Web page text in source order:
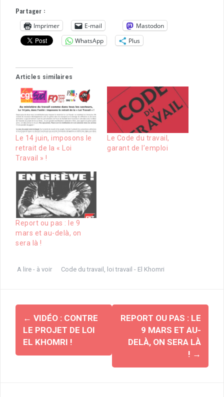
Partager :
Imprimer
E-mail
Mastodon
WhatsApp
Plus
Articles similaires
Le 14 juin, imposons le
retrait de la « Loi
Travail » !
Le Code du travail,
garant de l’emploi
Report ou pas : le 9
mars et au-delà, on
sera là !
A lire - à voir Code du travail , loi travail - El Khomri
Navigation
d'article
← VIDÉO : CONTRE
LE PROJET DE LOI
EL KHOMRI !
REPORT OU PAS : LE
9 MARS ET AU-
DELÀ, ON SERA LÀ
! →